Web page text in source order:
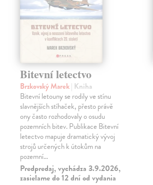
Bitevní letectvo
Brzkovský Marek| Kniha
Bitevní letouny se rodily ve stínu
slavnějších stíhaček, přesto právě
ony často rozhodovaly o osudu
pozemních bitev. Publikace Bitevní
letectvo mapuje dramatický vývoj
strojů určených k útokům na
pozemní…
Predpredaj, vychádza 3.9.2026,
zasielame do 12 dní od vydania